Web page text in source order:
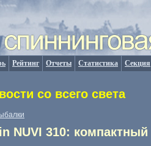
Рейтинг Отчеты Статистика Секция
со всего света
NUVI 310: